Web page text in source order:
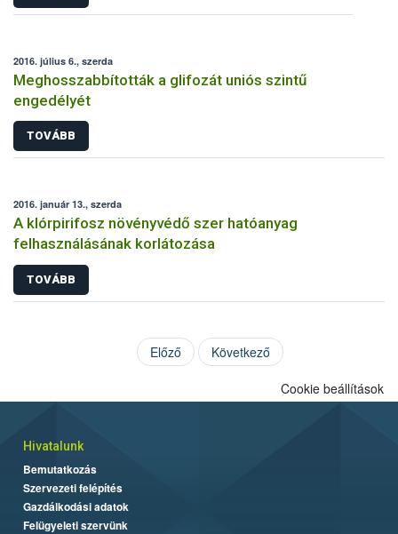
2016. július 6., szerda
Meghosszabbították a glifozát uniós szintű
engedélyét
TOVÁBB
2016. január 13., szerda
A klórpirifosz növényvédő szer hatóanyag
felhasználásának korlátozása
TOVÁBB
Előző Következő
Cookie beállítások
Hivatalunk
Bemutatkozás
Szervezeti felépítés
Gazdálkodási adatok
Felügyeleti szervünk